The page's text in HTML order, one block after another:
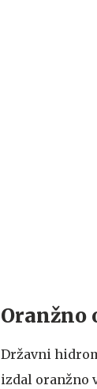
Oranžno
Državni
izdal oranžno